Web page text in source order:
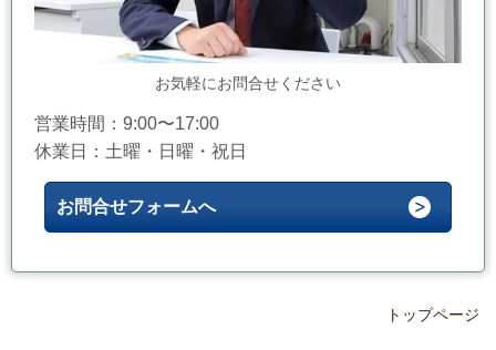
お気軽にお問合せください
営業時間：9:00〜17:00
休業日：土曜・日曜・祝日
お問合せフォームへ
トップページ